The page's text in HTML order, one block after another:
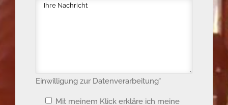
Einwilligung zur Datenverarbeitung*
Mit meinem Klick erkläre ich meine